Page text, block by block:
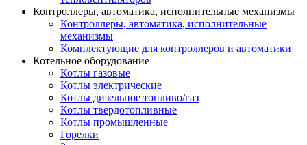
Контроллеры, автоматика, исполнительные механизмы
Контроллеры, автоматика, исполнительные
механизмы
Комплектующие для контроллеров и автоматики
Котельное оборудование
Котлы газовые
Котлы электрические
Котлы дизельное топливо/газ
Котлы твердотопливные
Котлы промышленные
Горелки